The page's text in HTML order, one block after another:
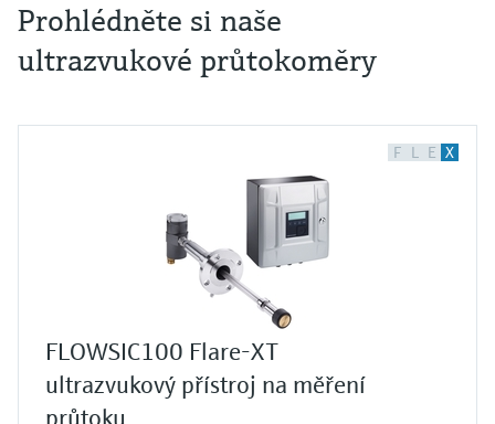
Prohlédněte si naše
ultrazvukové průtokoměry
F L E X
FLOWSIC100 Flare-XT
ultrazvukový přístroj na měření